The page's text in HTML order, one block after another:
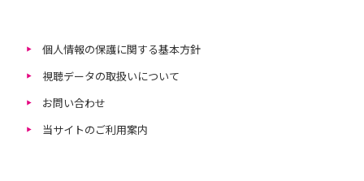
個人情報の保護に関する基本方針
視聴データの取扱いについて
お問い合わせ
当サイトのご利用案内